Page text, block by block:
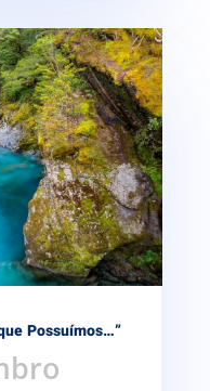
Possuímos…”